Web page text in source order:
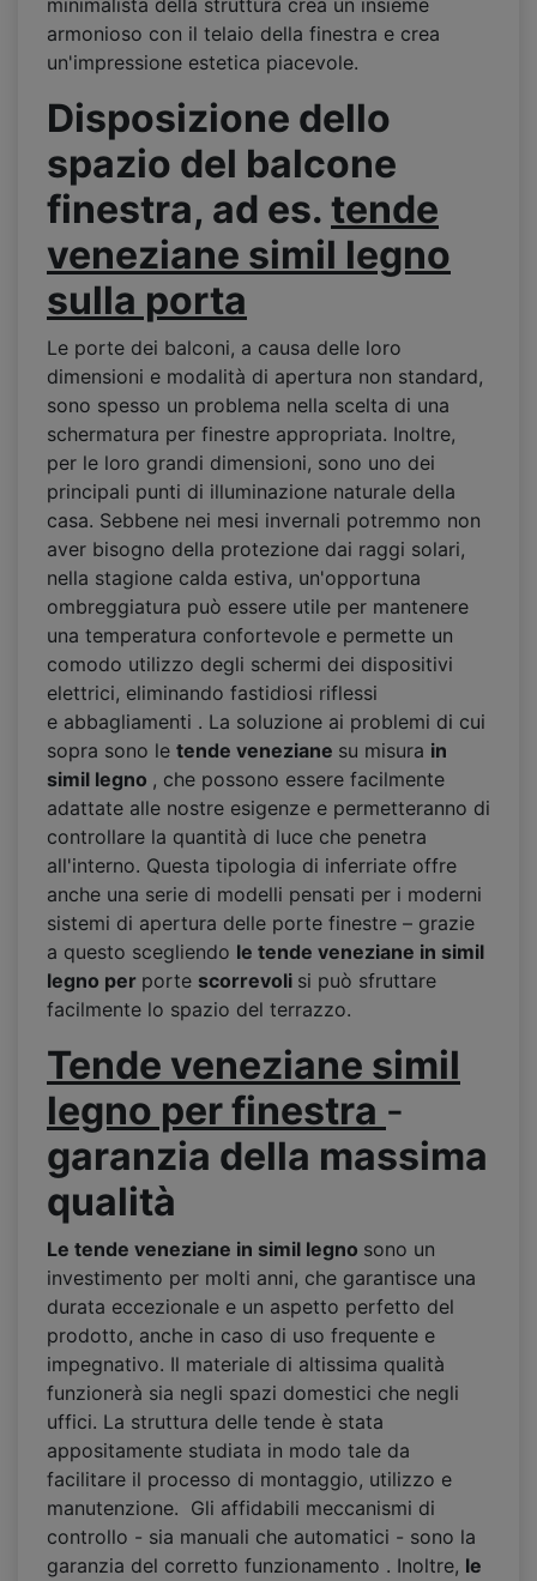
minimalista della struttura crea un insieme
armonioso con il telaio della finestra e crea
un'impressione estetica piacevole.
Disposizione dello
spazio del balcone
finestra, ad es. tende
veneziane simil legno
sulla porta
Le porte dei balconi, a causa delle loro
dimensioni e modalità di apertura non standard,
sono spesso un problema nella scelta di una
schermatura per finestre appropriata. Inoltre,
per le loro grandi dimensioni, sono uno dei
principali punti di illuminazione naturale della
casa. Sebbene nei mesi invernali potremmo non
aver bisogno della protezione dai raggi solari,
nella stagione calda estiva, un'opportuna
ombreggiatura può essere utile per mantenere
una temperatura confortevole e permette un
comodo utilizzo degli schermi dei dispositivi
elettrici, eliminando fastidiosi riflessi
e abbagliamenti . La soluzione ai problemi di cui
sopra sono le tende veneziane su misura in
simil legno , che possono essere facilmente
adattate alle nostre esigenze e permetteranno di
controllare la quantità di luce che penetra
all'interno. Questa tipologia di inferriate offre
anche una serie di modelli pensati per i moderni
sistemi di apertura delle porte finestre – grazie
a questo scegliendo le tende veneziane in simil
legno per porte scorrevoli si può sfruttare
facilmente lo spazio del terrazzo.
Tende veneziane simil
legno per finestra -
garanzia della massima
qualità
Le tende veneziane in simil legno sono un
investimento per molti anni, che garantisce una
durata eccezionale e un aspetto perfetto del
prodotto, anche in caso di uso frequente e
impegnativo. Il materiale di altissima qualità
funzionerà sia negli spazi domestici che negli
uffici. La struttura delle tende è stata
appositamente studiata in modo tale da
facilitare il processo di montaggio, utilizzo e
manutenzione. Gli affidabili meccanismi di
controllo - sia manuali che automatici - sono la
garanzia del corretto funzionamento . Inoltre, le